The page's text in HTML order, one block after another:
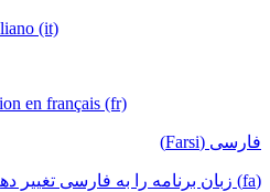
(it)
en français (fr)
فارسی (Farsi)
(fa) زبان برنامه را به فارسی تغییر دهید